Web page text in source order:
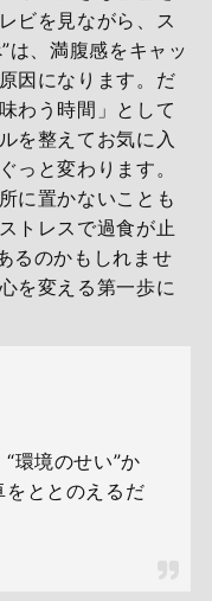
ビを見ながら、ス
は、満腹感をキャッ
因になります。だ
わう時間」として
を整えてお気に入
っと変わります。
に置かないことも
トレスで過食が止
るのかもしれませ
を変える第一歩に
環境のせい”か
をととのえるだ